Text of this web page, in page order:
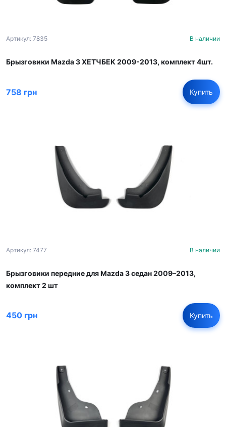
Артикул: 7835 В наличии
Брызговики Mazda 3 ХЕТЧБЕК 2009-2013, комплект 4шт.
758 грн Купить
Артикул: 7477 В наличии
Брызговики передние для Mazda 3 седан 2009–2013,
комплект 2 шт
450 грн Купить